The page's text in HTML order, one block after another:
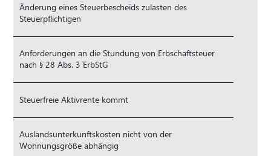
Änderung eines Steuerbescheids zulasten des
Steuerpflichtigen
Anforderungen an die Stundung von Erbschaftsteuer
nach § 28 Abs. 3 ErbStG
Steuerfreie Aktivrente kommt
Auslandsunterkunftskosten nicht von der
Wohnungsgröße abhängig